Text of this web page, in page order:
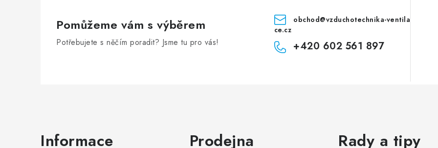
Pomůžeme vám s výběrem
Potřebujete s něčím poradit? Jsme tu pro vás!
obchod@vzduchotechnika-ventila
ce.cz
+420 602 561 897
Informace Prodejna Rady a tipy